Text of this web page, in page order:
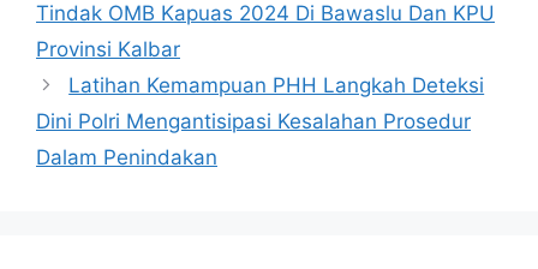
Tindak OMB Kapuas 2024 Di Bawaslu Dan KPU
Provinsi Kalbar
Latihan Kemampuan PHH Langkah Deteksi
Dini Polri Mengantisipasi Kesalahan Prosedur
Dalam Penindakan